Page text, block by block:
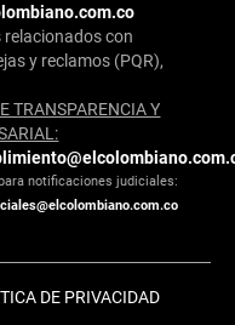
con
y reclamos (PQR),
TRANSPARENCIA Y
notificaciones judiciales:
DE PRIVACIDAD